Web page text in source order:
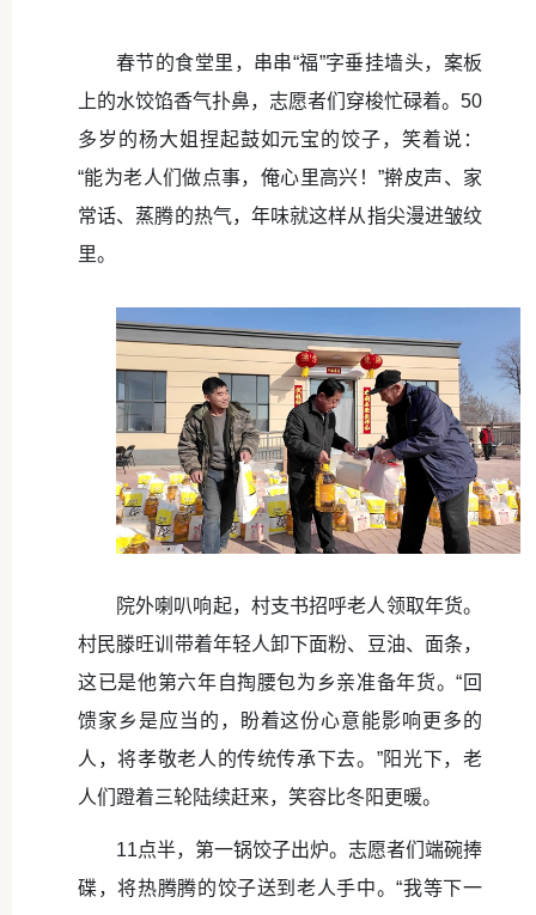
春节的食堂里，串串“福”字垂挂墙头，案板
上的水饺馅香气扑鼻，志愿者们穿梭忙碌着。50
多岁的杨大姐捏起鼓如元宝的饺子，笑着说：
“能为老人们做点事，俺心里高兴！”擀皮声、家
常话、蒸腾的热气，年味就这样从指尖漫进皱纹
里。
院外喇叭响起，村支书招呼老人领取年货。
村民滕旺训带着年轻人卸下面粉、豆油、面条，
这已是他第六年自掏腰包为乡亲准备年货。“回
馈家乡是应当的，盼着这份心意能影响更多的
人，将孝敬老人的传统传承下去。”阳光下，老
人们蹬着三轮陆续赶来，笑容比冬阳更暖。
11点半，第一锅饺子出炉。志愿者们端碗捧
碟，将热腾腾的饺子送到老人手中。“我等下一